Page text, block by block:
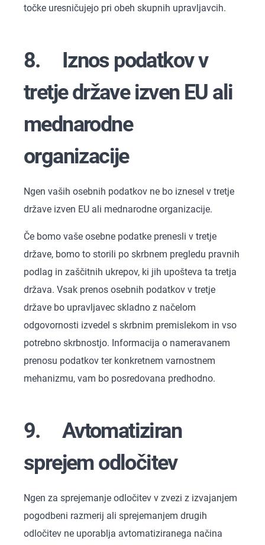
točke uresničujejo pri obeh skupnih upravljavcih.
8. Iznos podatkov v
tretje države izven EU ali
mednarodne
organizacije
Ngen vaših osebnih podatkov ne bo iznesel v tretje
države izven EU ali mednarodne organizacije.
Če bomo vaše osebne podatke prenesli v tretje
države, bomo to storili po skrbnem pregledu pravnih
podlag in zaščitnih ukrepov, ki jih upošteva ta tretja
država. Vsak prenos osebnih podatkov v tretje
države bo upravljavec skladno z načelom
odgovornosti izvedel s skrbnim premislekom in vso
potrebno skrbnostjo. Informacija o nameravanem
prenosu podatkov ter konkretnem varnostnem
mehanizmu, vam bo posredovana predhodno.
9. Avtomatiziran
sprejem odločitev
Ngen za sprejemanje odločitev v zvezi z izvajanjem
pogodbeni razmerij ali sprejemanjem drugih
odločitev ne uporablja avtomatiziranega načina